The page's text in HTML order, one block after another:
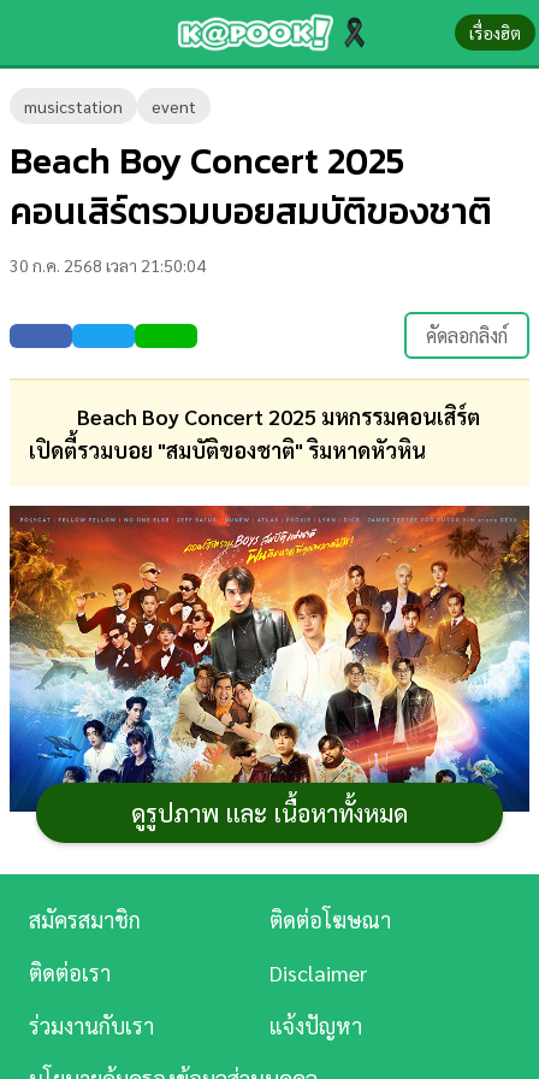
เรื่องฮิต
musicstation event
Beach Boy Concert 2025
คอนเสิร์ตรวมบอยสมบัติของชาติ
30 ก.ค. 2568 เวลา 21:50:04
คัดลอกลิงก์
Beach Boy Concert 2025 มหกรรมคอนเสิร์ต
เปิดตี้รวมบอย "สมบัติของชาติ" ริมหาดหัวหิน
ดูรูปภาพ และ เนื้อหาทั้งหมด
ข่าว-
ความ
รู้
บันเทิง
ตรวจ
ผล
บอล
สด
การ
เงิน
การ
ศึกษา
บันเทิง
ดู
Music
สมัครสมาชิก
ติดต่อโฆษณา
ติดต่อเรา
Disclaimer
ร่วมงานกับเรา
แจ้งปัญหา